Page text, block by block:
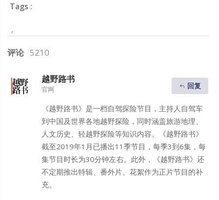
Tags :
评论 5210
越野路书
官网 回复
《越野路书》是一档自驾探险节目，主持人自驾车
到中国及世界各地越野探险，同时涵盖旅游地理、
人文历史、轻越野探险等知识内容。《越野路书》
截至2019年1月已播出11季节目，每季3到6集，每
集节目时长为30分钟左右。此外，《越野路书》还
不定期推出特辑、番外片、花絮作为正片节目的补
充。